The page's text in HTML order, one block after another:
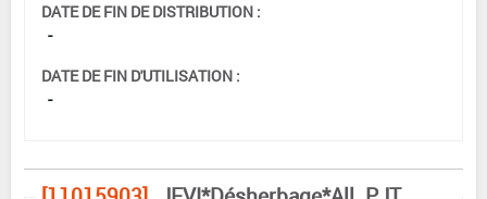
DATE DE FIN DE DISTRIBUTION :
-
DATE DE FIN D'UTILISATION :
-